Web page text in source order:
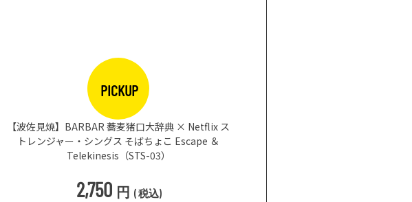
PICKUP
【波佐見焼】BARBAR 蕎麦猪口大辞典 × Netflix ス
トレンジャー・シングス そばちょこ Escape ＆
Telekinesis（STS-03）
2,750 円 (税込)